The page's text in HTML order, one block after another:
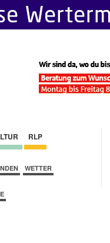
RLP
WETTER